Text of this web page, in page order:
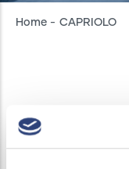
Home - CAPRIOLO
CAPRIOLO